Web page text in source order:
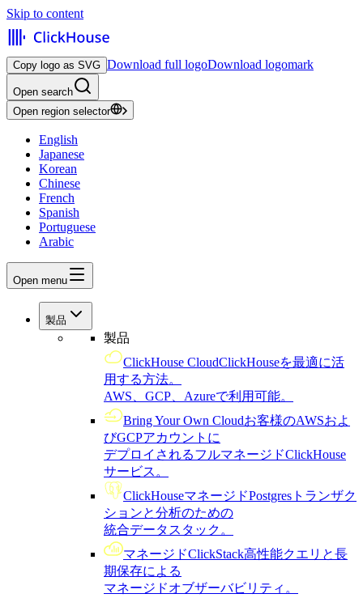
Skip to content
Copy logo as SVG Download full logoDownload logomark
Open search
Open region selector
English
Japanese
Korean
Chinese
French
Spanish
Portuguese
Arabic
Open menu
製品
製品
ClickHouse CloudClickHouseを最適に活
用する方法。
AWS、GCP、Azureで利用可能。
Bring Your Own Cloudお客様のAWSおよ
びGCPアカウントに
デプロイされるフルマネージドClickHouse
サービス。
ClickHouseマネージドPostgres トランザク
ションと分析のための
統合データスタック。
マネージドClickStack高性能クエリと長
期保存による
マネージドオブザーバビリティ。